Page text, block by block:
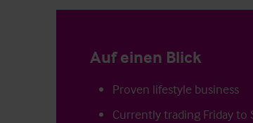
Auf einen Blick
Proven lifestyle business
Currently trading Friday to